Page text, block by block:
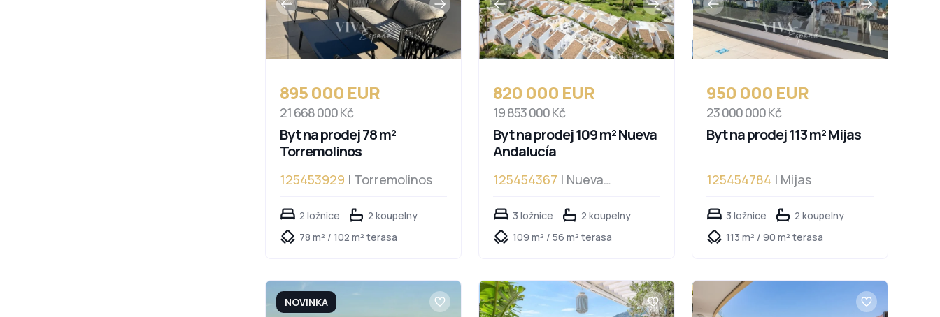
895 000 EUR
21 668 000 Kč
Byt na prodej 78 m²
Torremolinos
125453929 | Torremolinos
2 ložnice
2 koupelny
78 m² / 102 m² terasa
820 000 EUR
19 853 000 Kč
Byt na prodej 109 m² Nueva
Andalucía
125454367 | Nueva
3 ložnice
2 koupelny
109 m² / 56 m² terasa
950 000 EUR
23 000 000 Kč
Byt na prodej 113 m² Mijas
125454784 | Mijas
3 ložnice
2 koupelny
113 m² / 90 m² terasa
NOVINKA